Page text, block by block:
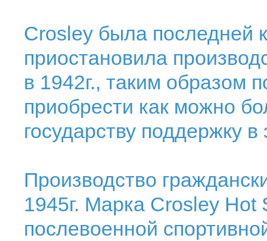
Crosley была последней
приостановила
в 1942г., таким образом
приобрести как можно
государству поддержку
Производство
1945г. Марка Crosley
послевоенной